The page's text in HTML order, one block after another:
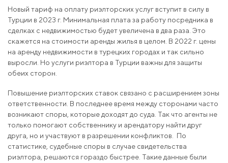
Новый тариф на оплату риэлторских услуг вступит в силу в
Турции в 2023 г. Минимальная плата за работу посредника в
сделках с недвижимостью будет увеличена в два раза. Это
скажется на стоимости аренды жилья в целом. В 2022 г. цены
на аренду недвижимости в турецких городах и так сильно
выросли. Но услуги риэлтора в Турции важны для защиты
обеих сторон.
Повышение риэлторских ставок связано с расширением зоны
ответственности. В последнее время между сторонами часто
возникают споры, которые доходят до суда. Так что агенты не
только помогают собственнику и арендатору найти друг
друга, но и участвуют в разрешении конфликтов. По
статистике, судебные споры в случае свидетельства
риэлтора, решаются гораздо быстрее. Такие данные были